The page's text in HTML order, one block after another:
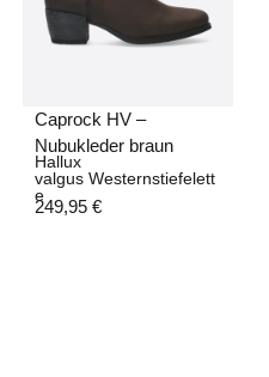
Caprock HV –
Nubukleder braun
Hallux
valgus Westernstiefelett
e
249,95 €